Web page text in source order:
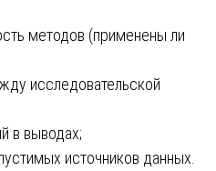
методов (применены ли
исследовательской
в выводах;
источников данных.